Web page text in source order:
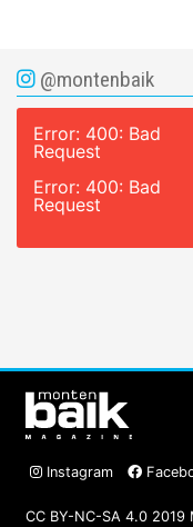
@montenbaik
Error: 400: Bad
Request
Error: 400: Bad
Request
Instagram
CC BY-NC-SA 4.0 2019